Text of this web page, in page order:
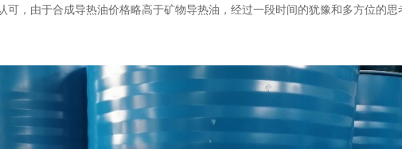
可，由于合成导热油价格略高于矿物导热油，经过一段时间的犹豫和多方位的